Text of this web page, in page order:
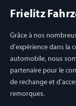
Frielitz
Grâce à nos
d'expérience dans la
automobile, nous
partenaire pour le
de rechange et
remorques.